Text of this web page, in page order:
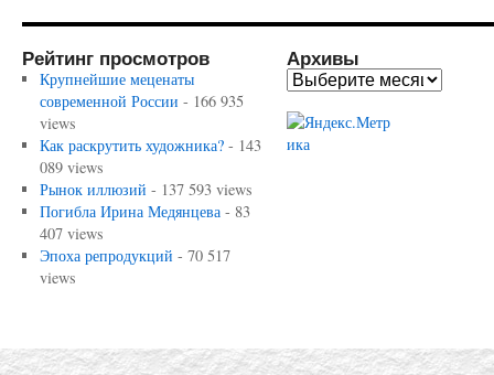
Рейтинг просмотров
Крупнейшие меценаты
современной России - 166 935
views
Как раскрутить художника?- 143
089 views
Рынок иллюзий - 137 593 views
Погибла Ирина Медянцева- 83
407 views
Эпоха репродукций - 70 517
views
Архивы